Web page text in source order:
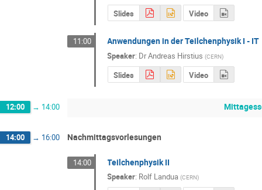
Slides Video
11:00 Anwendungen in der Teilchenphysik I - IT
Speaker: DrAndreas Hirstius (CERN)
Slides Video
12:00 → 14:00
14:00 → 16:00 Nachmittagsvorlesungen
14:00 Teilchenphysik II
Speaker: Rolf Landua (CERN)